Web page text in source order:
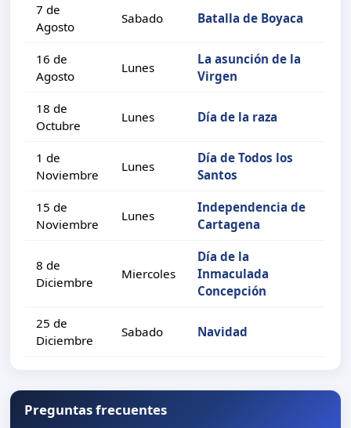
7 de
Agosto
Sabado Batalla de Boyaca
16 de
Agosto
Lunes
La asunción de la
Virgen
18 de
Octubre
Lunes Día de la raza
1 de
Noviembre
Lunes
Día de Todos los
Santos
15 de
Noviembre
Lunes
Independencia de
Cartagena
8 de
Diciembre
Miercoles
Día de la
Inmaculada
Concepción
25 de
Diciembre
Sabado Navidad
Preguntas frecuentes